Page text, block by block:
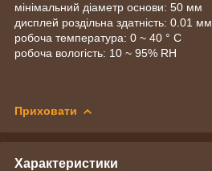
мінімальний діаметр основи: 50 мм
дисплей роздільна здатність: 0.01 мм
робоча температура: 0 ~ 40 ° C
робоча вологість: 10 ~ 95% RH
Приховати
Характеристики